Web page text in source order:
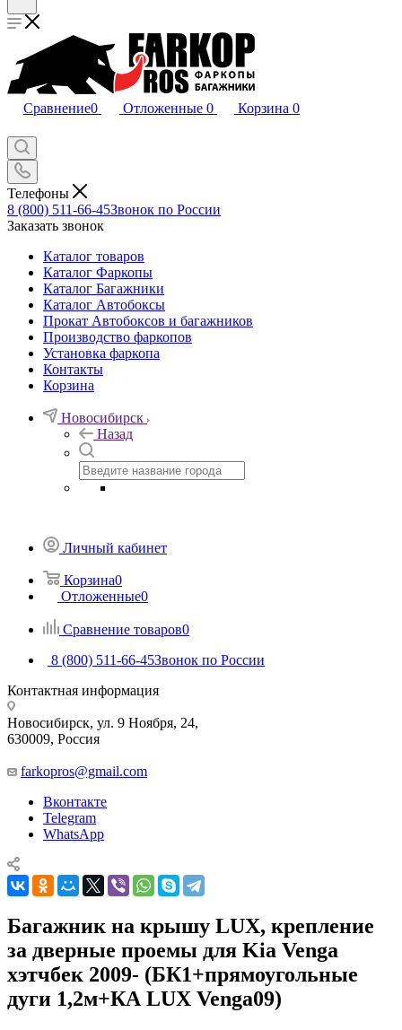
Сравнение0 Отложенные 0 Корзина 0
Телефоны
8 (800) 511-66-45Звонок по России
Заказать звонок
Каталог товаров
Каталог Фаркопы
Каталог Багажники
Каталог Автобоксы
Прокат Автобоксов и багажников
Производство фаркопов
Установка фаркопа
Контакты
Корзина
Новосибирск
Назад
Личный кабинет
Корзина0
Отложенные0
Сравнение товаров0
8 (800) 511-66-45Звонок по России
Контактная информация
Новосибирск, ул. 9 Ноября, 24,
630009, Россия
farkopros@gmail.com
Вконтакте
Telegram
WhatsApp
Багажник на крышу LUX, крепление
за дверные проемы для Kia Venga
хэтчбек 2009- (БК1+прямоугольные
дуги 1,2м+КА LUX Venga09)